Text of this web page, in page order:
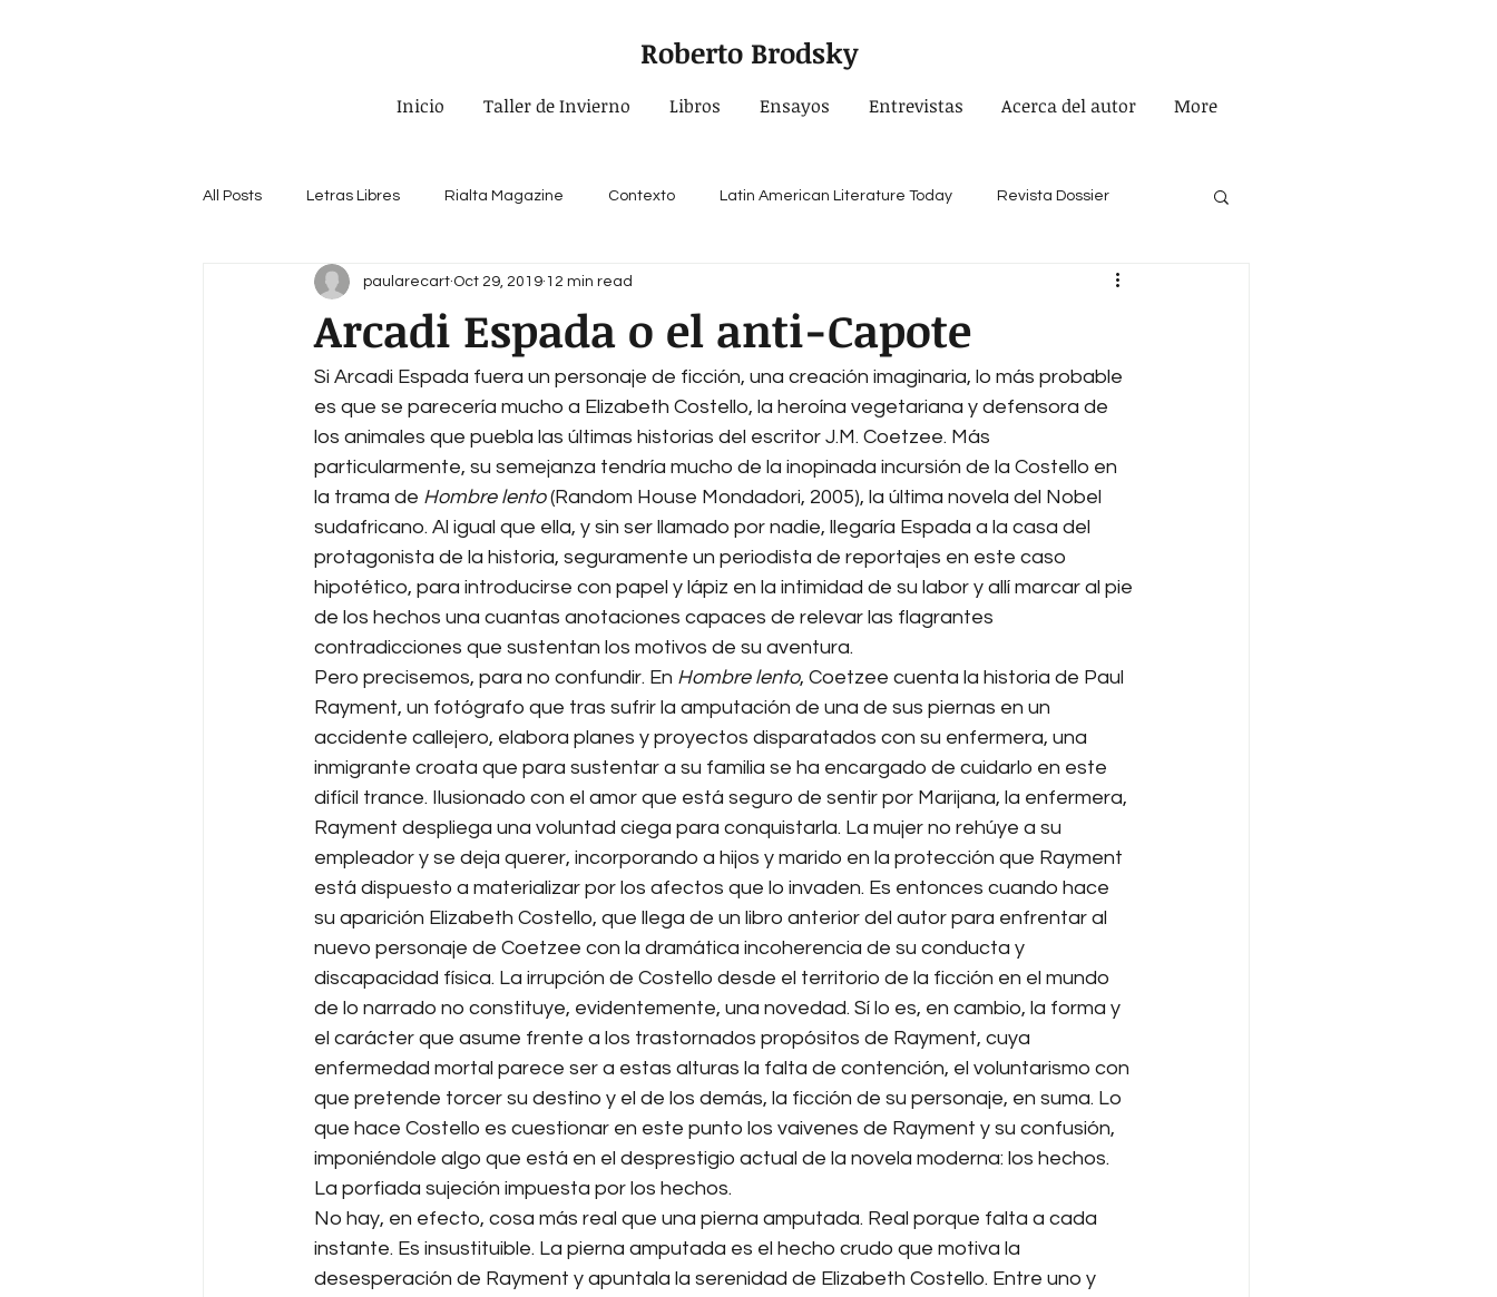
Roberto Brodsky
Inicio Taller de Invierno Libros Ensayos Entrevistas Acerca del autor More
All Posts Letras Libres Rialta Magazine Contexto Latin American Literature Today Revista Dossier
Revista Santiago The Clinic
Arcadi Espada o el anti-Capote
paularecart Oct 29, 2019 12 min read
Si Arcadi Espada fuera un personaje de ficción, una creación imaginaria, lo más probable
es que se parecería mucho a Elizabeth Costello, la heroína vegetariana y defensora de
los animales que puebla las últimas historias del escritor J.M. Coetzee. Más
particularmente, su semejanza tendría mucho de la inopinada incursión de la Costello en
la trama de Hombre lento (Random House Mondadori, 2005), la última novela del Nobel
sudafricano. Al igual que ella, y sin ser llamado por nadie, llegaría Espada a la casa del
protagonista de la historia, seguramente un periodista de reportajes en este caso
hipotético, para introducirse con papel y lápiz en la intimidad de su labor y allí marcar al pie
de los hechos una cuantas anotaciones capaces de relevar las flagrantes
contradicciones que sustentan los motivos de su aventura.
Pero precisemos, para no confundir. En Hombre lento, Coetzee cuenta la historia de Paul
Rayment, un fotógrafo que tras sufrir la amputación de una de sus piernas en un
accidente callejero, elabora planes y proyectos disparatados con su enfermera, una
inmigrante croata que para sustentar a su familia se ha encargado de cuidarlo en este
difícil trance. Ilusionado con el amor que está seguro de sentir por Marijana, la enfermera,
Rayment despliega una voluntad ciega para conquistarla. La mujer no rehúye a su
empleador y se deja querer, incorporando a hijos y marido en la protección que Rayment
está dispuesto a materializar por los afectos que lo invaden. Es entonces cuando hace
su aparición Elizabeth Costello, que llega de un libro anterior del autor para enfrentar al
nuevo personaje de Coetzee con la dramática incoherencia de su conducta y
discapacidad física. La irrupción de Costello desde el territorio de la ficción en el mundo
de lo narrado no constituye, evidentemente, una novedad. Sí lo es, en cambio, la forma y
el carácter que asume frente a los trastornados propósitos de Rayment, cuya
enfermedad mortal parece ser a estas alturas la falta de contención, el voluntarismo con
que pretende torcer su destino y el de los demás, la ficción de su personaje, en suma. Lo
que hace Costello es cuestionar en este punto los vaivenes de Rayment y su confusión,
imponiéndole algo que está en el desprestigio actual de la novela moderna: los hechos.
La porfiada sujeción impuesta por los hechos.
No hay, en efecto, cosa más real que una pierna amputada. Real porque falta a cada
instante. Es insustituible. La pierna amputada es el hecho crudo que motiva la
desesperación de Rayment y apuntala la serenidad de Elizabeth Costello. Entre uno y